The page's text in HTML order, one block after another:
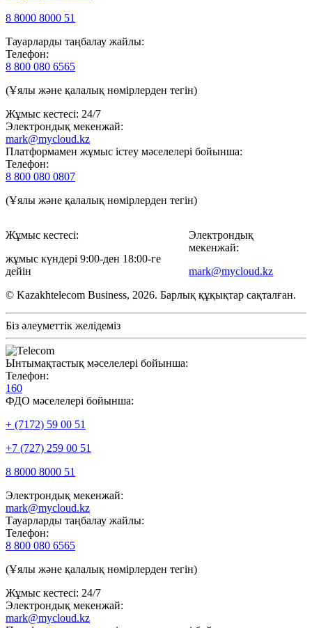
8 8000 8000 51
Тауарларды таңбалау жайлы:
Телефон:
8 800 080 6565
(Ұялы және қалалық нөмірлерден тегін)
Жұмыс кестесі: 24/7
Электрондық мекенжай:
mark@mycloud.kz
Платформамен жұмыс істеу мәселелері бойынша:
Телефон:
8 800 080 0807
(Ұялы және қалалық нөмірлерден тегін)
Жұмыс кестесі:
жұмыс күндері 9:00-ден 18:00-ге
дейін
Электрондық
мекенжай:
mark@mycloud.kz
© Kazakhtelecom Business, 2026. Барлық құқықтар сақталған.
Біз әлеуметтік желідеміз
Ынтымақтастық мәселелері бойынша:
Телефон:
160
ФДО мәселелері бойынша:
+ (7172) 59 00 51
+7 (727) 259 00 51
8 8000 8000 51
Электрондық мекенжай:
mark@mycloud.kz
Тауарларды таңбалау жайлы:
Телефон:
8 800 080 6565
(Ұялы және қалалық нөмірлерден тегін)
Жұмыс кестесі: 24/7
Электрондық мекенжай:
mark@mycloud.kz